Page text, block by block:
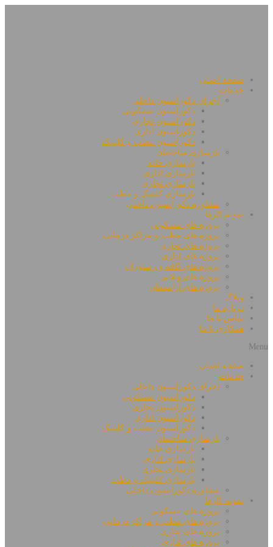
صفحه اصلی
خدمات
اجرای دکوراسیون داخلی
دکوراسیون مسکونی
دکوراسیون تجاری
دکوراسیون اداری
دکوراسیون مطب و کلینیک
بازسازی ساختمان
بازسازی خانه
بازسازی اداری
بازسازی تجاری
بازسازی کلینیک و مطب
مشاوره دکوراسیون داخلی
نمونه کارها
پروژه های مسکونی
پروژه های مطب و مراکز درمانی
پروژه های تجاری
پروژه های اداری
پروژه های کافه و رستوران
پروژه های ویلایی
پروژه های آرامستان
وبلاگ
درباره ما
تماس با ما
همکاری با ما
Menu
صفحه اصلی
خدمات
اجرای دکوراسیون داخلی
دکوراسیون مسکونی
دکوراسیون تجاری
دکوراسیون اداری
دکوراسیون مطب و کلینیک
بازسازی ساختمان
بازسازی خانه
بازسازی اداری
بازسازی تجاری
بازسازی کلینیک و مطب
مشاوره دکوراسیون داخلی
نمونه کارها
پروژه های مسکونی
پروژه های مطب و مراکز درمانی
پروژه های تجاری
پروژه های اداری